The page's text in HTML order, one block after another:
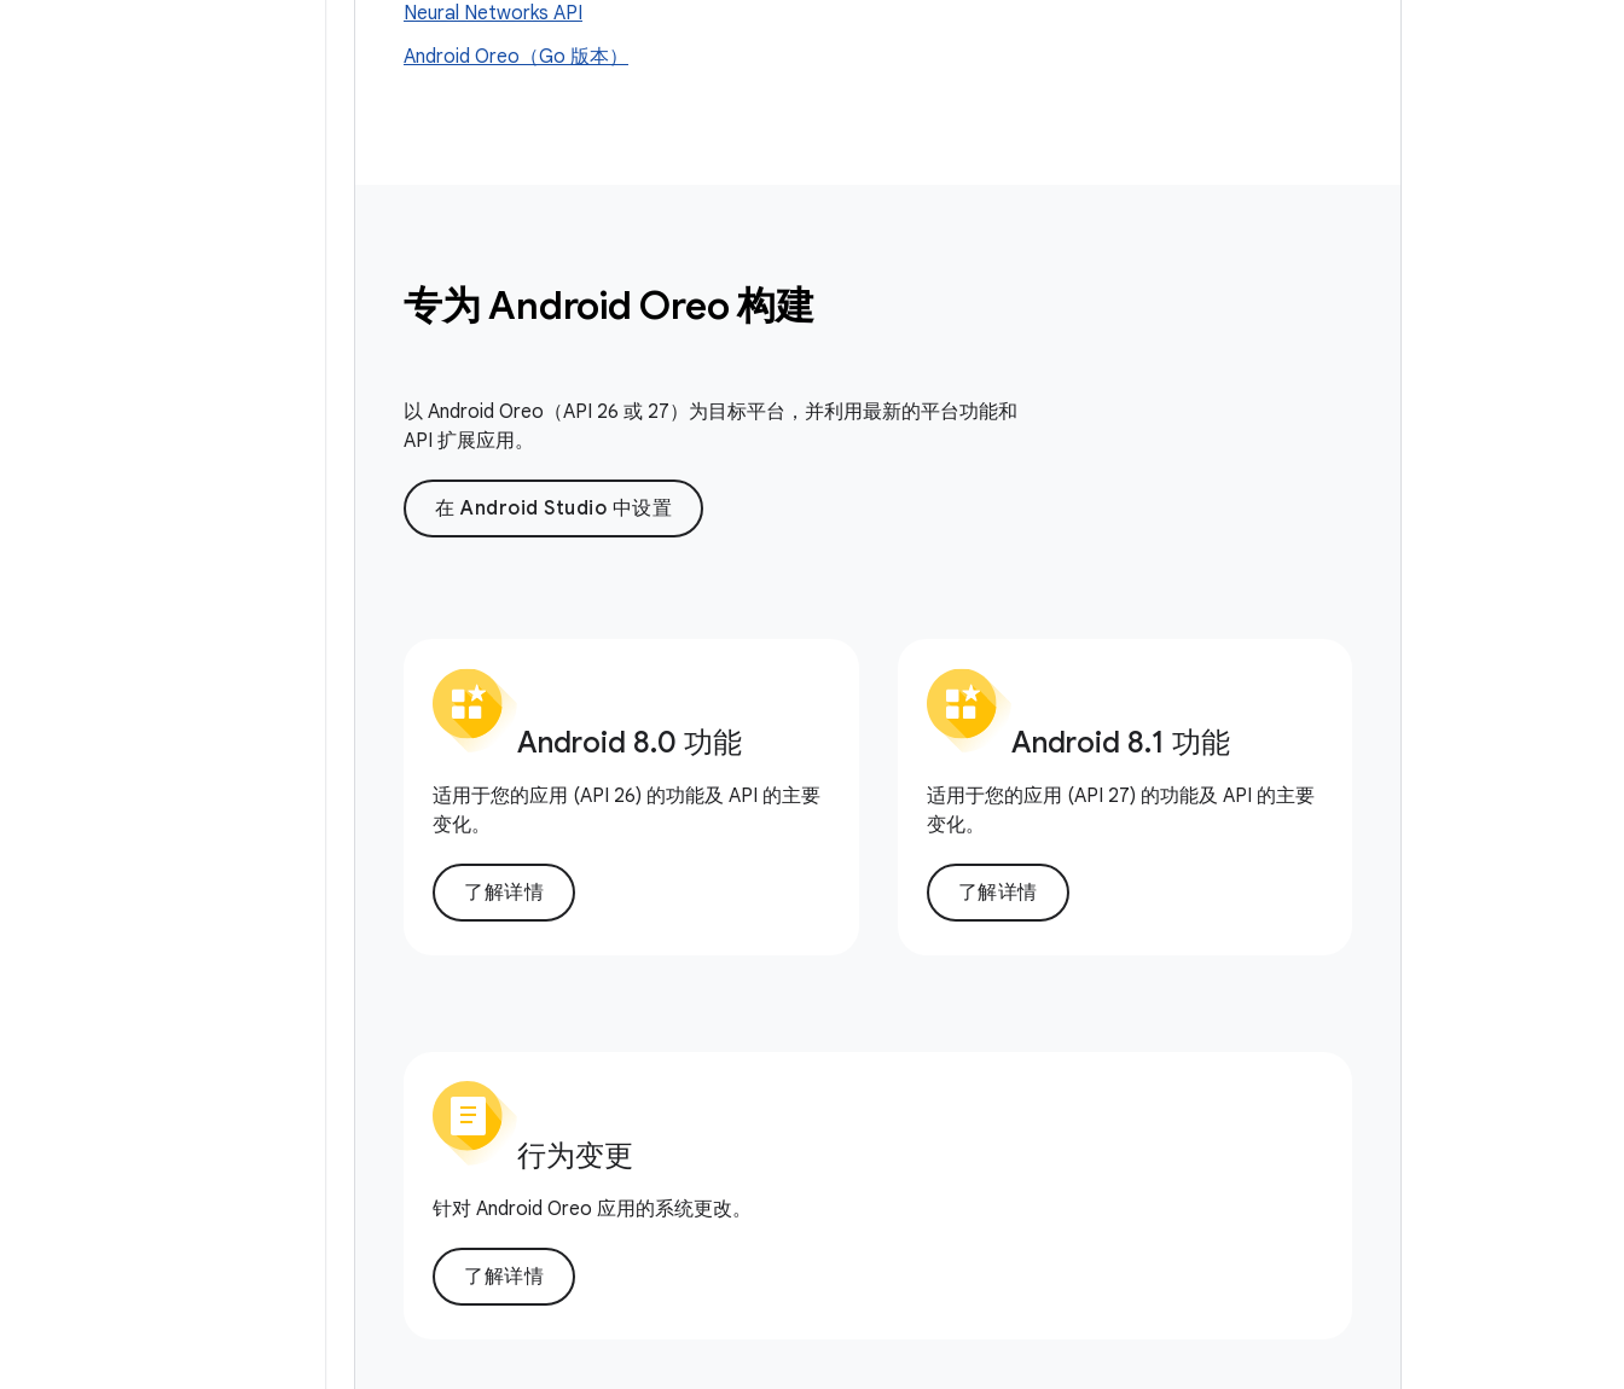
Neural Networks API
Android Oreo（Go 版本）
专为 Android Oreo 构建
以 Android Oreo（API 26 或 27）为目标平台，并利用最新的平台功能和
API 扩展应用。
在 Android Studio 中设置
Android 8.0 功能
适用于您的应用 (API 26) 的功能及 API 的主要
变化。
了解详情
Android 8.1 功能
适用于您的应用 (API 27) 的功能及 API 的主要
变化。
了解详情
行为变更
针对 Android Oreo 应用的系统更改。
了解详情